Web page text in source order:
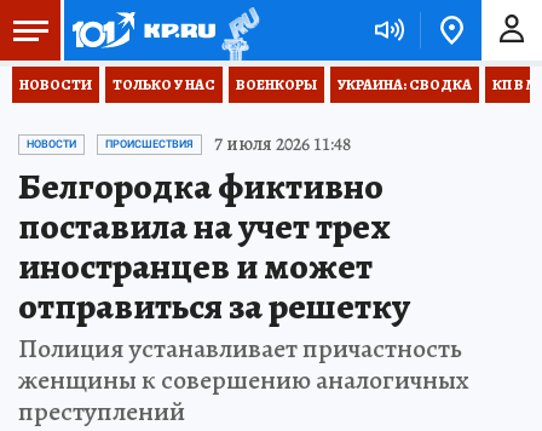
НОВОСТИ ТОЛЬКО У НАС ВОЕНКОРЫ УКРАИНА: СВОДКА КП В
НОВОСТИ ПРОИСШЕСТВИЯ 7 июля 2026 11:48
Белгородка фиктивно
поставила на учет трех
иностранцев и может
отправиться за решетку
Полиция устанавливает причастность
женщины к совершению аналогичных
преступлений